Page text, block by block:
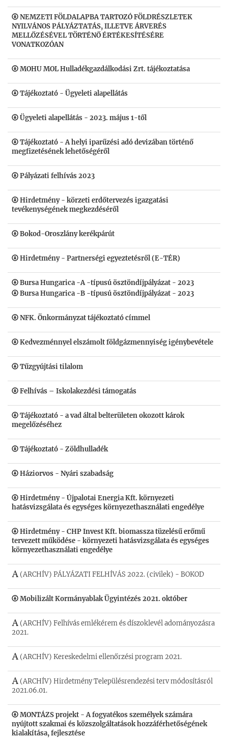
NEMZETI FÖLDALAPBA TARTOZÓ FÖLDRÉSZLETEK
NYILVÁNOS PÁLYÁZTATÁS, ILLETVE ÁRVERÉS
MELLŐZÉSÉVEL TÖRTÉNŐ ÉRTÉKESÍTÉSÉRE
VONATKOZÓAN
MOHU MOL Hulladékgazdálkodási Zrt. tájékoztatása
Tájékoztató - Ügyeleti alapellátás
Ügyeleti alapellátás - 2023. május 1-től
Tájékoztató - A helyi iparűzési adó devizában történő
megfizetésének lehetőségéről
Pályázati felhívás 2023
Hirdetmény - körzeti erdőtervezés igazgatási
tevékenységének megkezdéséről
Bokod-Oroszlány kerékpárút
Hirdetmény - Partnerségi egyeztetésről (E-TÉR)
Bursa Hungarica -A -típusú ösztöndíjpályázat - 2023
Bursa Hungarica -B -típusú ösztöndíjpályázat - 2023
NFK. Önkormányzat tájékoztató címmel
Kedvezménnyel elszámolt földgázmennyiség igénybevétele
Tűzgyújtási tilalom
Felhívás – Iskolakezdési támogatás
Tájékoztató - a vad által belterületen okozott károk
megelőzéséhez
Tájékoztató - Zöldhulladék
Háziorvos - Nyári szabadság
Hirdetmény - Újpalotai Energia Kft. környezeti
hatásvizsgálata és egységes környezethasználati engedélye
Hirdetmény - CHP Invest Kft. biomassza tüzelésű erőmű
tervezett működése - környezeti hatásvizsgálata és egységes
környezethasználati engedélye
(ARCHÍV) PÁLYÁZATI FELHÍVÁS 2022. (civilek) - BOKOD
Mobilizált Kormányablak Ügyintézés 2021. október
(ARCHÍV) Felhívás emlékérem és díszoklevél adományozásra
2021.
(ARCHÍV) Kereskedelmi ellenőrzési program 2021.
(ARCHÍV) Hirdetmény Településrendezési terv módosításról
2021.06.01.
MONTÁZS projekt - A fogyatékos személyek számára
nyújtott szakmai és közszolgáltatások hozzáférhetőségének
kialakítása, fejlesztése